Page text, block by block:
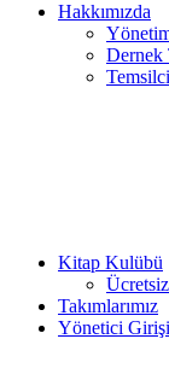
Hakkımızda
Dernek
Kitap Kulübü
Takımlarımız
Yönetici Girişi